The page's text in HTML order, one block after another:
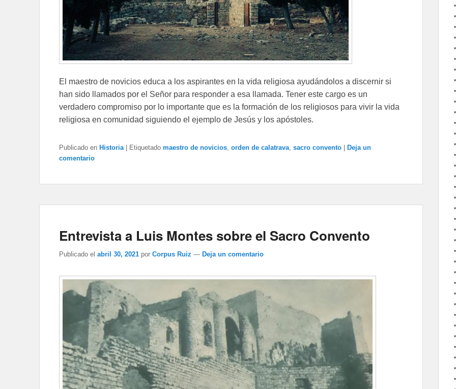
El maestro de novicios educa a los aspirantes en la vida religiosa ayudándolos a discernir si
han sido llamados por el Señor para responder a esa llamada. Tener este cargo es un
verdadero compromiso por lo importante que es la formación de los religiosos para vivir la vida
religiosa en comunidad siguiendo el ejemplo de Jesús y los apóstoles.
Publicado en Historia | Etiquetado maestro de novicios orden de calatrava sacro convento | Deja un
comentario
Entrevista a Luis Montes sobre el Sacro Convento
Publicado el abril 30, 2021 por Corpus Ruiz — Deja un comentario